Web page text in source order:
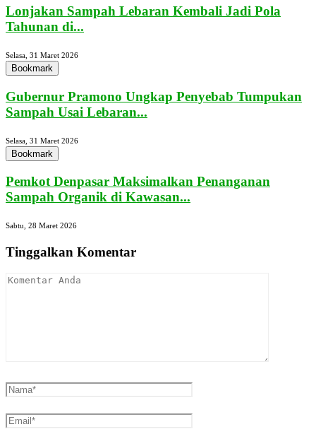
Lonjakan Sampah Lebaran Kembali Jadi Pola
Tahunan di...
Selasa, 31 Maret 2026
Bookmark
Gubernur Pramono Ungkap Penyebab Tumpukan
Sampah Usai Lebaran...
Selasa, 31 Maret 2026
Bookmark
Pemkot Denpasar Maksimalkan Penanganan
Sampah Organik di Kawasan...
Sabtu, 28 Maret 2026
Tinggalkan Komentar